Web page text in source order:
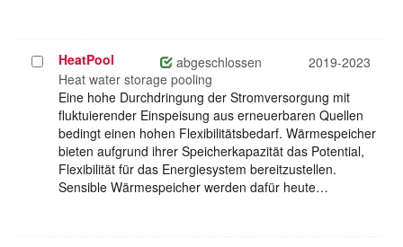
Projekt
auswählen
HeatPool abgeschlossen
2019-2023
Heat water storage pooling
Eine hohe Durchdringung der Stromversorgung mit
fluktuierender Einspeisung aus erneuerbaren Quellen
bedingt einen hohen Flexibilitätsbedarf. Wärmespeicher
bieten aufgrund ihrer Speicherkapazität das Potential,
Flexibilität für das Energiesystem bereitzustellen.
Sensible Wärmespeicher werden dafür heute…